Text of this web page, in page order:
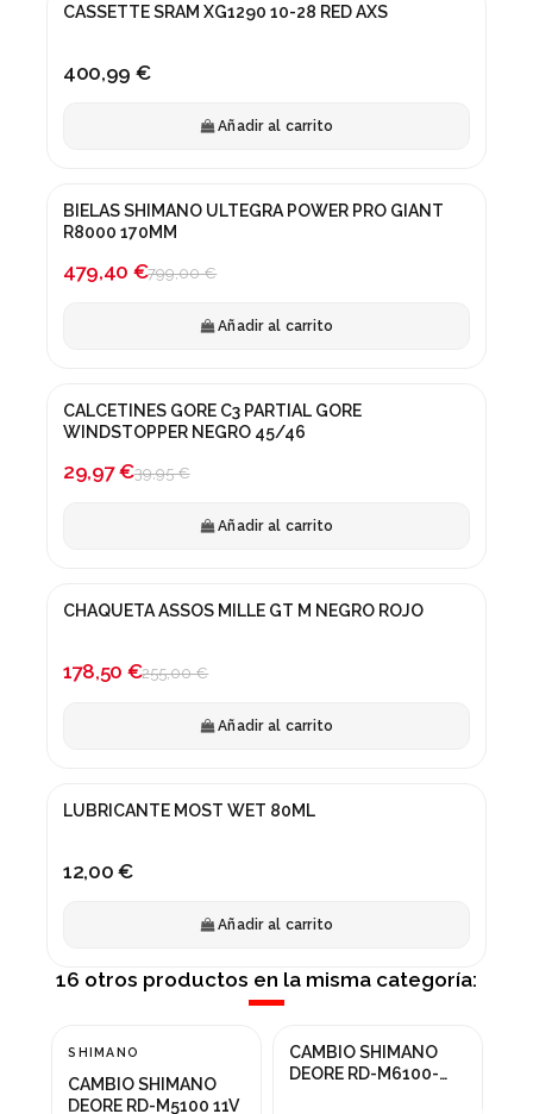
CASSETTE SRAM XG1290 10-28 RED AXS
400,99 €
Añadir al carrito
¡En oferta!
BIELAS SHIMANO ULTEGRA POWER PRO GIANT
R8000 170MM
479,40 €799,00 €
Añadir al carrito
¡En oferta!
CALCETINES GORE C3 PARTIAL GORE
WINDSTOPPER NEGRO 45/46
29,97 €39,95 €
Añadir al carrito
¡En oferta!
CHAQUETA ASSOS MILLE GT M NEGRO ROJO
178,50 €255,00 €
Añadir al carrito
LUBRICANTE MOST WET 80ML
12,00 €
Añadir al carrito
16 otros productos en la misma categoría:
SHIMANO
CAMBIO SHIMANO
DEORE RD-M5100 11V
¡En oferta!
CAMBIO SHIMANO
DEORE RD-M6100-